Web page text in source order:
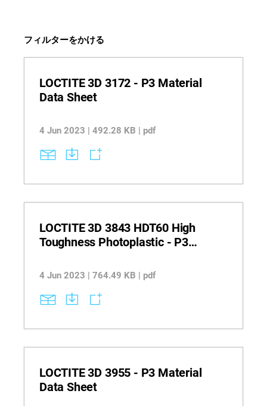
フィルターをかける
LOCTITE 3D 3172 - P3 Material
Data Sheet
4 Jun 2023 | 492.28 KB | pdf
LOCTITE 3D 3843 HDT60 High
Toughness Photoplastic - P3
4 Jun 2023 | 764.49 KB | pdf
LOCTITE 3D 3955 - P3 Material
Data Sheet